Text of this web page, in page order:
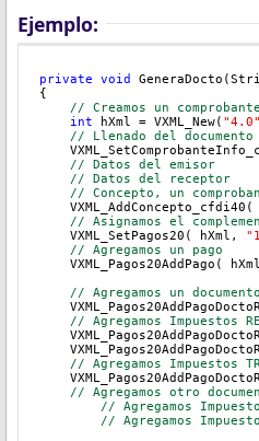
Ejemplo:
private void
{
// Creamos un comprobante
int hXml = VXML_New( "4.0"
// Llenado del documento
// Datos del emisor
// Datos del receptor
// Concepto, un
VXML_AddConcepto_cfdi40(
// Asignamos el
VXML_SetPagos20( hXml,
    // Agregamos un pago
VXML_Pagos20AddPago(
// Agregamos un
// Agregamos Impuestos
// Agregamos Impuestos
// Agregamos otro
// Agregamos
// Agregamos